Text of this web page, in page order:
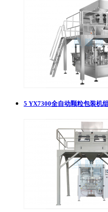
5 YX7300全自动颗粒包装机组